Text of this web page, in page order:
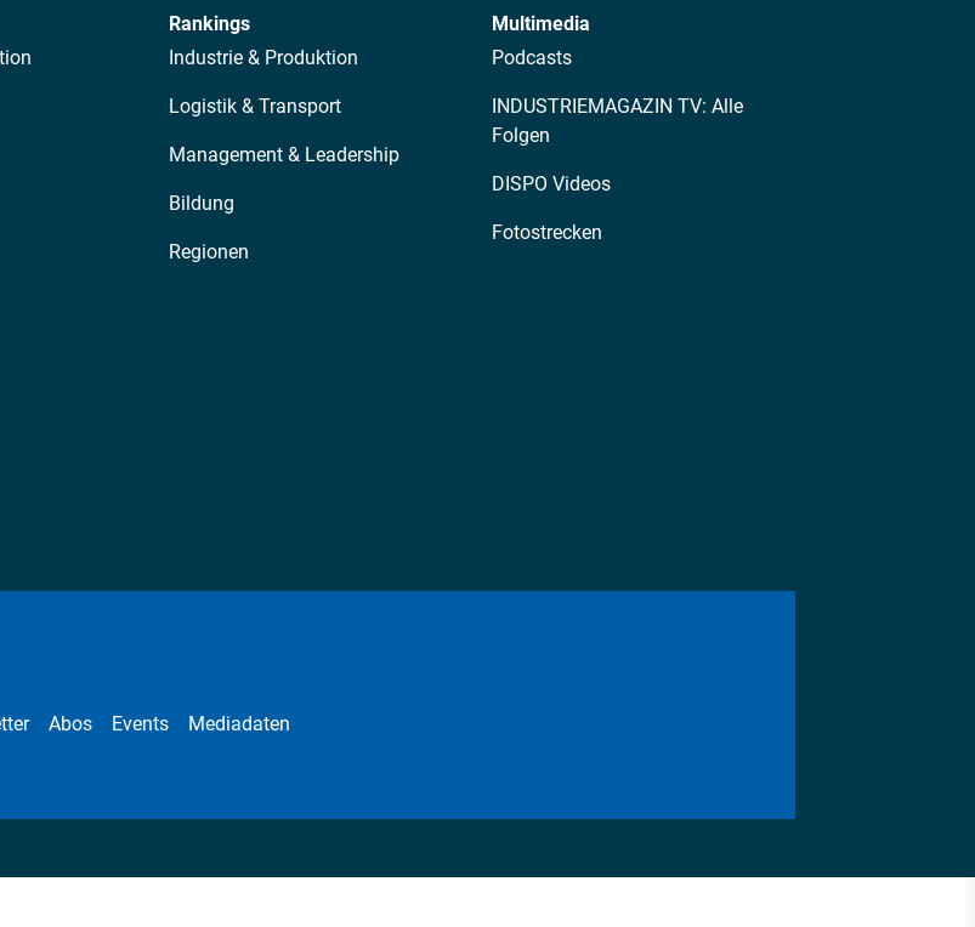
Rankings
Industrie & Produktion
Logistik & Transport
Management & Leadership
Bildung
Regionen
Multimedia
Podcasts
INDUSTRIEMAGAZIN TV: Alle
Folgen
DISPO Videos
Fotostrecken
Abos Events Mediadaten